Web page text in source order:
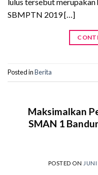
SBMPTN 2019 […]
Posted inBerita
Maksimalkan
SMAN 1
POSTED ON